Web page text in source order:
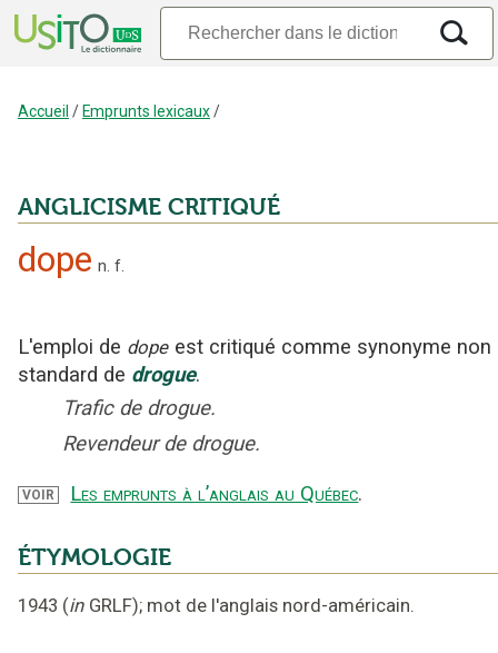
Accueil /Emprunts lexicaux/
ANGLICISME CRITIQUÉ
dope n. f.
L'emploi de dope est critiqué comme synonyme non
standard de drogue.
Trafic de drogue.
Revendeur de drogue.
VOIR Les emprunts à l’anglais au Québec.
ÉTYMOLOGIE
1943 (in GRLF); mot de l'anglais nord-américain.